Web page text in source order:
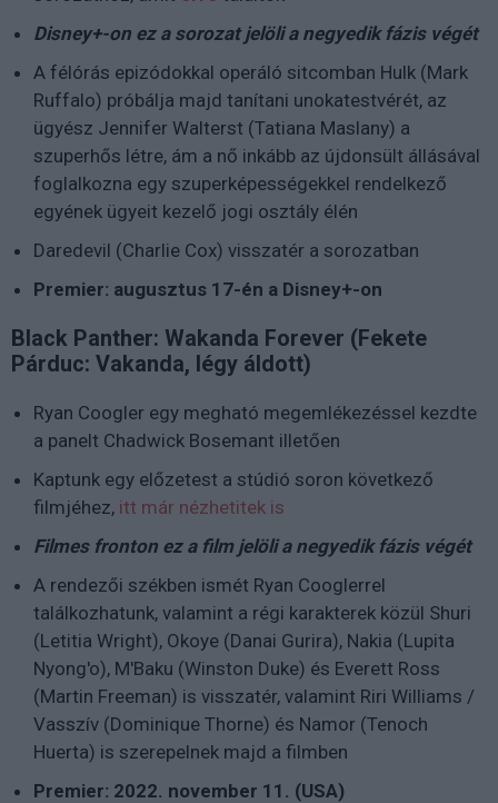
Disney+-on ez a sorozat jelöli a negyedik fázis végét
A félórás epizódokkal operáló sitcomban Hulk (Mark
Ruffalo) próbálja majd tanítani unokatestvérét, az
ügyész Jennifer Walterst (Tatiana Maslany) a
szuperhős létre, ám a nő inkább az újdonsült állásával
foglalkozna egy szuperképességekkel rendelkező
egyének ügyeit kezelő jogi osztály élén
Daredevil (Charlie Cox) visszatér a sorozatban
Premier: augusztus 17-én a Disney+-on
Black Panther: Wakanda Forever (Fekete
Párduc: Vakanda, légy áldott)
Ryan Coogler egy megható megemlékezéssel kezdte
a panelt Chadwick Bosemant illetően
Kaptunk egy előzetest a stúdió soron következő
filmjéhez, itt már nézhetitek is
Filmes fronton ez a film jelöli a negyedik fázis végét
A rendezői székben ismét Ryan Cooglerrel
találkozhatunk, valamint a régi karakterek közül Shuri
(Letitia Wright), Okoye (Danai Gurira), Nakia (Lupita
Nyong'o), M'Baku (Winston Duke) és Everett Ross
(Martin Freeman) is visszatér, valamint Riri Williams /
Vasszív (Dominique Thorne) és Namor (Tenoch
Huerta) is szerepelnek majd a filmben
Premier: 2022. november 11. (USA)